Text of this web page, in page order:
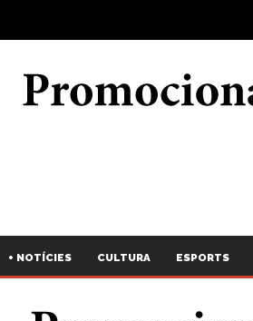
+ NOTÍCIES CULTURA ESPORTS